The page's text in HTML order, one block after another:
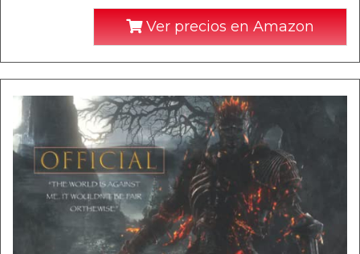
Ver precios en Amazon